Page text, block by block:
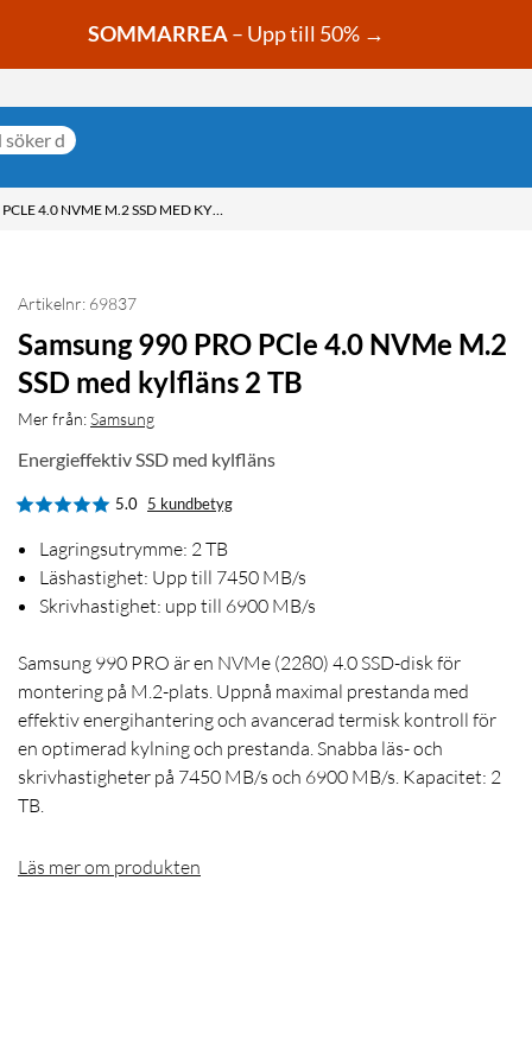
SOMMARREA– Upp till 50% →
SAMSUNG 990 PRO PCLE 4.0 NVME M.2 SSD MED KYLFLÄNS 2 TB
Artikelnr: 69837
Samsung 990 PRO PCle 4.0 NVMe M.2
SSD med kylfläns 2 TB
Mer från:Samsung
Energieffektiv SSD med kylfläns
5.0 5 kundbetyg
Lagringsutrymme: 2 TB
Läshastighet: Upp till 7450 MB/s
Skrivhastighet: upp till 6900 MB/s
Samsung 990 PRO är en NVMe (2280) 4.0 SSD-disk för
montering på M.2-plats. Uppnå maximal prestanda med
effektiv energihantering och avancerad termisk kontroll för
en optimerad kylning och prestanda. Snabba läs- och
skrivhastigheter på 7450 MB/s och 6900 MB/s. Kapacitet: 2
TB.
Läs mer om produkten